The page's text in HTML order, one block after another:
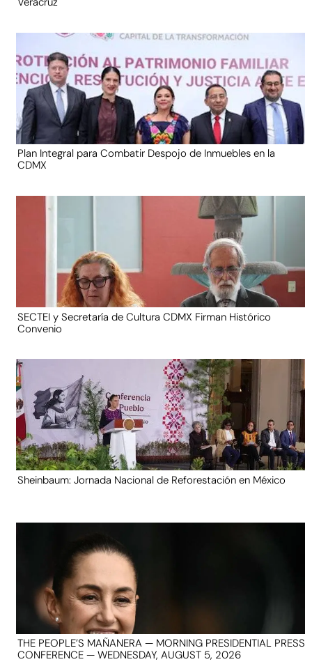
Plan Integral para Combatir Despojo de Inmuebles en la
CDMX
SECTEI y Secretaría de Cultura CDMX Firman Histórico
Convenio
Sheinbaum: Jornada Nacional de Reforestación en México
THE PEOPLE’S MAÑANERA — MORNING PRESIDENTIAL PRESS
CONFERENCE — WEDNESDAY, AUGUST 5, 2026